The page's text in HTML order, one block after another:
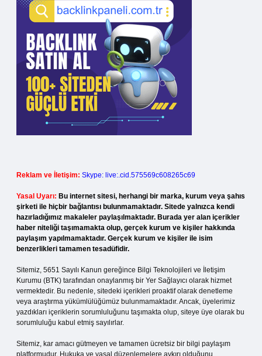
Reklam ve İletişim: Skype: live:.cid.575569c608265c69
Yasal Uyarı: Bu internet sitesi, herhangi bir marka, kurum veya şahıs
şirketi ile hiçbir bağlantısı bulunmamaktadır. Sitede yalnızca kendi
hazırladığımız makaleler paylaşılmaktadır. Burada yer alan içerikler
haber niteliği taşımamakta olup, gerçek kurum ve kişiler hakkında
paylaşım yapılmamaktadır. Gerçek kurum ve kişiler ile isim
benzerlikleri tamamen tesadüfidir.
Sitemiz, 5651 Sayılı Kanun gereğince Bilgi Teknolojileri ve İletişim
Kurumu (BTK) tarafından onaylanmış bir Yer Sağlayıcı olarak hizmet
vermektedir. Bu nedenle, sitedeki içerikleri proaktif olarak denetleme
veya araştırma yükümlülüğümüz bulunmamaktadır. Ancak, üyelerimiz
yazdıkları içeriklerin sorumluluğunu taşımakta olup, siteye üye olarak bu
sorumluluğu kabul etmiş sayılırlar.
Sitemiz, kar amacı gütmeyen ve tamamen ücretsiz bir bilgi paylaşım
platformudur. Hukuka ve yasal düzenlemelere aykırı olduğunu